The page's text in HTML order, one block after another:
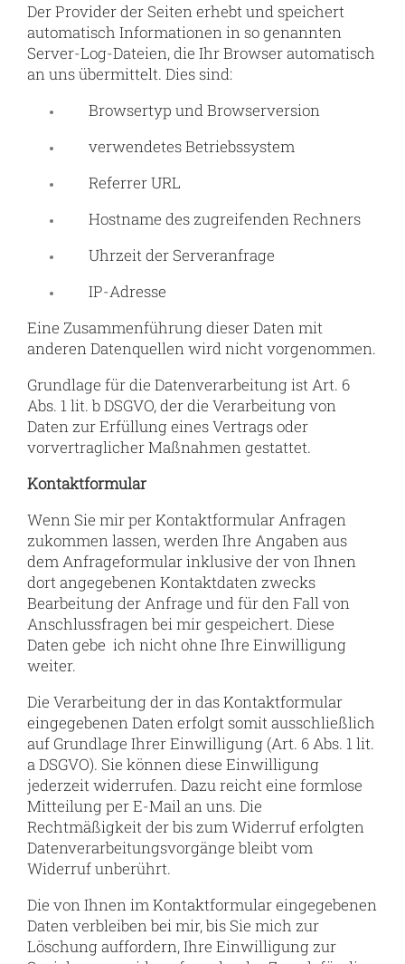
Der Provider der Seiten erhebt und speichert
automatisch Informationen in so genannten
Server-Log-Dateien, die Ihr Browser automatisch
an uns übermittelt. Dies sind:
Browsertyp und Browserversion
verwendetes Betriebssystem
Referrer URL
Hostname des zugreifenden Rechners
Uhrzeit der Serveranfrage
IP-Adresse
Eine Zusammenführung dieser Daten mit
anderen Datenquellen wird nicht vorgenommen.
Grundlage für die Datenverarbeitung ist Art. 6
Abs. 1 lit. b DSGVO, der die Verarbeitung von
Daten zur Erfüllung eines Vertrags oder
vorvertraglicher Maßnahmen gestattet.
Kontaktformular
Wenn Sie mir per Kontaktformular Anfragen
zukommen lassen, werden Ihre Angaben aus
dem Anfrageformular inklusive der von Ihnen
dort angegebenen Kontaktdaten zwecks
Bearbeitung der Anfrage und für den Fall von
Anschlussfragen bei mir gespeichert. Diese
Daten gebe ich nicht ohne Ihre Einwilligung
weiter.
Die Verarbeitung der in das Kontaktformular
eingegebenen Daten erfolgt somit ausschließlich
auf Grundlage Ihrer Einwilligung (Art. 6 Abs. 1 lit.
a DSGVO). Sie können diese Einwilligung
jederzeit widerrufen. Dazu reicht eine formlose
Mitteilung per E-Mail an uns. Die
Rechtmäßigkeit der bis zum Widerruf erfolgten
Datenverarbeitungsvorgänge bleibt vom
Widerruf unberührt.
Die von Ihnen im Kontaktformular eingegebenen
Daten verbleiben bei mir, bis Sie mich zur
Löschung auffordern, Ihre Einwilligung zur